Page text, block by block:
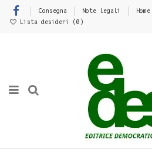
Consegna Note legali
Home
Lista desideri (0 )